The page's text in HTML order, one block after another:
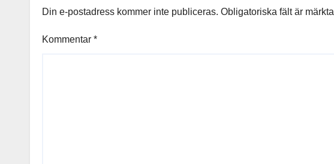
Din e-postadress kommer inte publiceras. Obligatoriska fält är märkta
Kommentar *